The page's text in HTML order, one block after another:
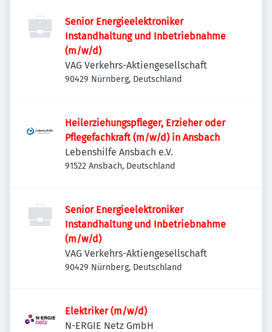
Senior Energieelektroniker
Instandhaltung und Inbetriebnahme
(m/w/d)
VAG Verkehrs-Aktiengesellschaft
90429 Nürnberg, Deutschland
Heilerziehungspfleger, Erzieher oder
Pflegefachkraft (m/w/d) in Ansbach
Lebenshilfe Ansbach e.V.
91522 Ansbach, Deutschland
Senior Energieelektroniker
Instandhaltung und Inbetriebnahme
(m/w/d)
VAG Verkehrs-Aktiengesellschaft
90429 Nürnberg, Deutschland
Elektriker (m/w/d)
N-ERGIE Netz GmbH